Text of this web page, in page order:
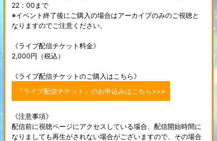
22：00まで
※イベント終了後にご購入の場合はアーカイブのみのご視聴と
なりますのでご注意ください。
《ライブ配信チケット料金》
2,000円（税込）
《ライブ配信チケットのご購入はこちら》
『ライブ配信チケット』のお申込みはこちら>>>
《注意事項》
配信前に視聴ページにアクセスしている場合、配信開始時間に
なりましても再生がされない場合がございますので、その場合